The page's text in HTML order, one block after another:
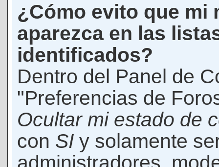
¿Cómo evito que mi
aparezca en las
identificados?
Dentro del Panel de
"Preferencias de
Ocultar mi estado de
con SI y solamente